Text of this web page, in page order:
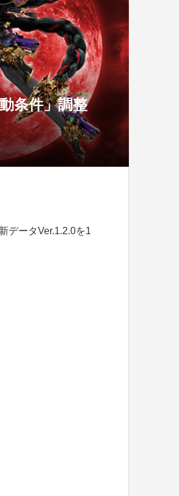
条件」調整
データVer.1.2.0を1